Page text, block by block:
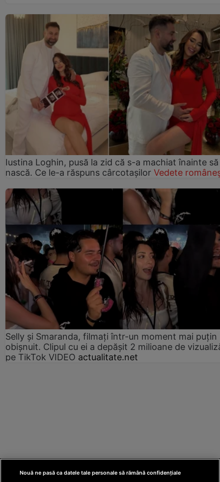
Iustina Loghin, pusă la zid că s-a machiat înainte să
nască. Ce le-a răspuns cârcotașilor Vedete
Selly și Smaranda, filmați într-un moment mai puțin
obișnuit. Clipul cu ei a depășit 2 milioane de
pe TikTok VIDEO actualitate.net
Nouă ne pasă ca datele tale personale să rămână confidențiale